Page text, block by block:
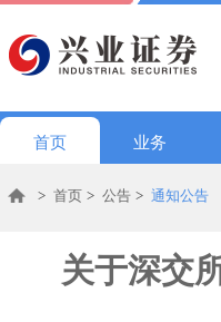
首页 业务
> 首页 > 公告 > 通知公告
关于深交